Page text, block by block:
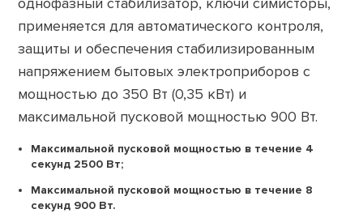
применяется для автоматического контроля,
защиты и обеспечения стабилизированным
напряжением бытовых электроприборов с
мощностью до 350 Вт (0,35 кВт) и
максимальной пусковой мощностью 900 Вт.
Максимальной пусковой мощностью в течение 4
секунд 2500 Вт;
Максимальной пусковой мощностью в течение 8
секунд 900 Вт.